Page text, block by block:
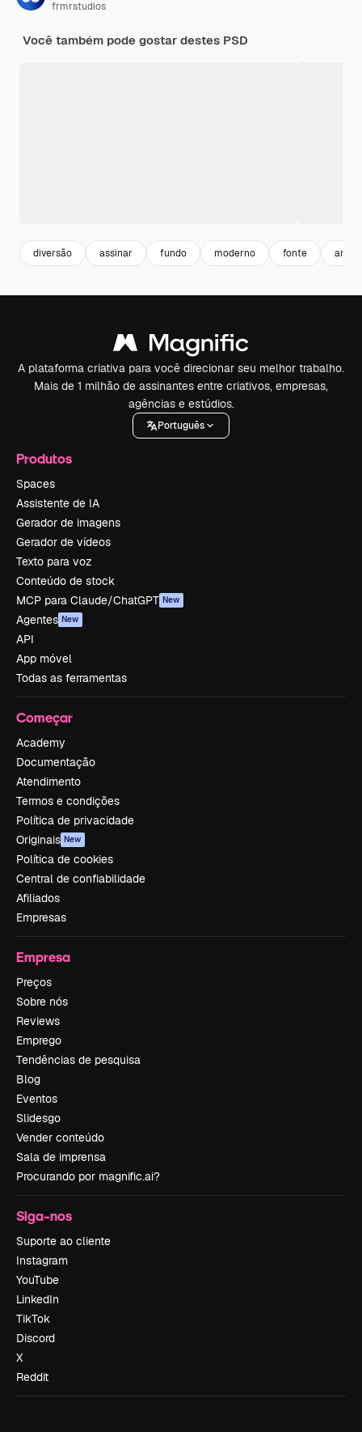
frmrstudios
Você também pode gostar destes PSD
diversão assinar fundo moderno fonte arte
A plataforma criativa para você direcionar seu melhor trabalho.
Mais de 1 milhão de assinantes entre criativos, empresas,
agências e estúdios.
Português
Produtos
Spaces
Assistente de IA
Gerador de imagens
Gerador de vídeos
Texto para voz
Conteúdo de stock
MCP para Claude/ChatGPT New
Agentes New
API
App móvel
Todas as ferramentas
Começar
Academy
Documentação
Atendimento
Termos e condições
Política de privacidade
Originais New
Política de cookies
Central de confiabilidade
Afiliados
Empresas
Empresa
Preços
Sobre nós
Reviews
Emprego
Tendências de pesquisa
Blog
Eventos
Slidesgo
Vender conteúdo
Sala de imprensa
Procurando por magnific.ai?
Siga-nos
Suporte ao cliente
Instagram
YouTube
LinkedIn
TikTok
Discord
X
Reddit